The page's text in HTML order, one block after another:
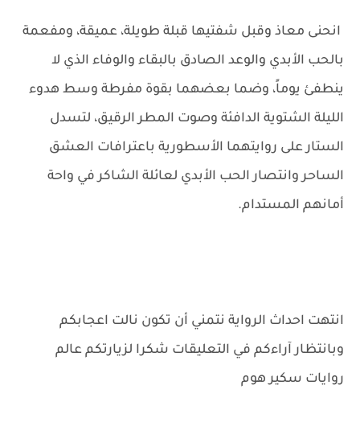
انحنى معاذ وقبل شفتيها قبلة طويلة، عميقة، ومفعمة
بالحب الأبدي والوعد الصادق بالبقاء والوفاء الذي لا
ينطفئ يوماً، وضما بعضهما بقوة مفرطة وسط هدوء
الليلة الشتوية الدافئة وصوت المطر الرقيق، لتسدل
الستار على روايتهما الأسطورية باعترافات العشق
الساحر وانتصار الحب الأبدي لعائلة الشاكر في واحة
أمانهم المستدام.
انتهت احداث الرواية نتمني أن تكون نالت اعجابكم
وبانتظار آراءكم في التعليقات شكرا لزيارتكم عالم
روايات سكير هوم